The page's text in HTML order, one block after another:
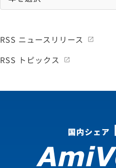
RSS ニュースリリース
RSS トピックス